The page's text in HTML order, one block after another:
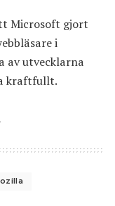
Microsoft gjort
i
av utvecklarna
kraftfullt.